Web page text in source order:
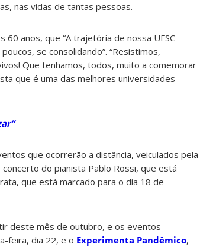
nas vidas de tantas pessoas.
60 anos, que “A trajetória de nossa UFSC
se consolidando”. “Resistimos,
Que tenhamos, todos, muito a comemorar
que é uma das melhores universidades
que ocorrerão a distância, veiculados pela
do pianista Pablo Rossi, que está
que está marcado para o dia 18 de
deste mês de outubro, e os eventos
feira, dia 22, e o Experimenta Pandêmico,